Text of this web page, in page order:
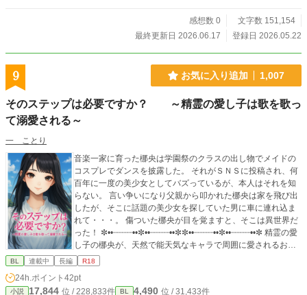
る美人商会長のお話。 ※がっつり成人向けは本当に最後の方になります。 ※20
感想数 0
文字数 151,154
最終更新日 2026.06.17
登録日 2026.05.22
9 お気に入り追加 1,007
そのステップは必要ですか？ ～精霊の愛し子は歌を歌っ
て溺愛される～
一 ことり
音楽一家に育った梛央は学園祭のクラスの出し物でメイドの
コスプレでダンスを披露した。 それがＳＮＳに投稿され、何
百年に一度の美少女としてバズっているが、本人はそれを知
らない。 言い争いになり父親から叩かれた梛央は家を飛び出
したが、そこに話題の美少女を探していた男に車に連れ込ま
れて・・・。 傷ついた梛央が目を覚ますと、そこは異世界だ
った！ ✼••┈┈┈┈••✼••┈┈┈┈••✼✼••┈┈┈┈••✼••┈┈┈┈••✼ 精霊の愛
し子の梛央が、天然で能天気なキャラで周囲に愛されるお話
です。 モブレ未遂あり要注意。 R18にしていますが、そうな
エンド確定です。男性でも妊娠できる世界です。
BL 連載中 長編 R18
24h.ポイント 42pt
小説 17,844 位 / 228,833件 BL 4,490 位 / 31,433件